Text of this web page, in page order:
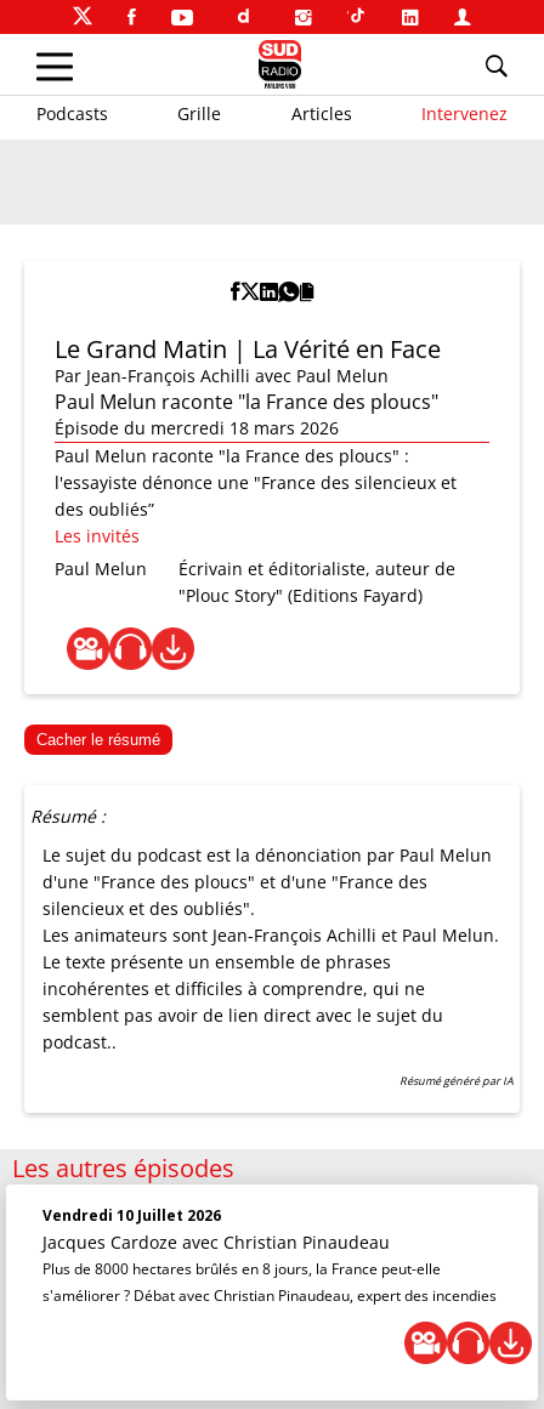
Podcasts Grille Articles Intervenez
Le Grand Matin | La Vérité en Face
Par Jean-François Achilli avec Paul Melun
Paul Melun raconte "la France des ploucs"
Épisode du mercredi 18 mars 2026
Paul Melun raconte "la France des ploucs" :
l'essayiste dénonce une "France des silencieux et
des oubliés”
Les invités
Paul Melun
Écrivain et éditorialiste, auteur de
"Plouc Story" (Editions Fayard)
Cacher le résumé
Résumé :
Le sujet du podcast est la dénonciation par Paul Melun
d'une "France des ploucs" et d'une "France des
silencieux et des oubliés".
Les animateurs sont Jean-François Achilli et Paul Melun.
Le texte présente un ensemble de phrases
incohérentes et difficiles à comprendre, qui ne
semblent pas avoir de lien direct avec le sujet du
podcast..
Résumé généré par IA
Les autres épisodes
Vendredi 10 Juillet 2026
Jacques Cardoze avec Christian Pinaudeau
Plus de 8000 hectares brûlés en 8 jours, la France peut-elle
s'améliorer ? Débat avec Christian Pinaudeau, expert des incendies